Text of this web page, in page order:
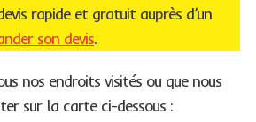
rapide et gratuit auprès d’un
son devis.
nos endroits visités ou que nous
sur la carte ci-dessous :